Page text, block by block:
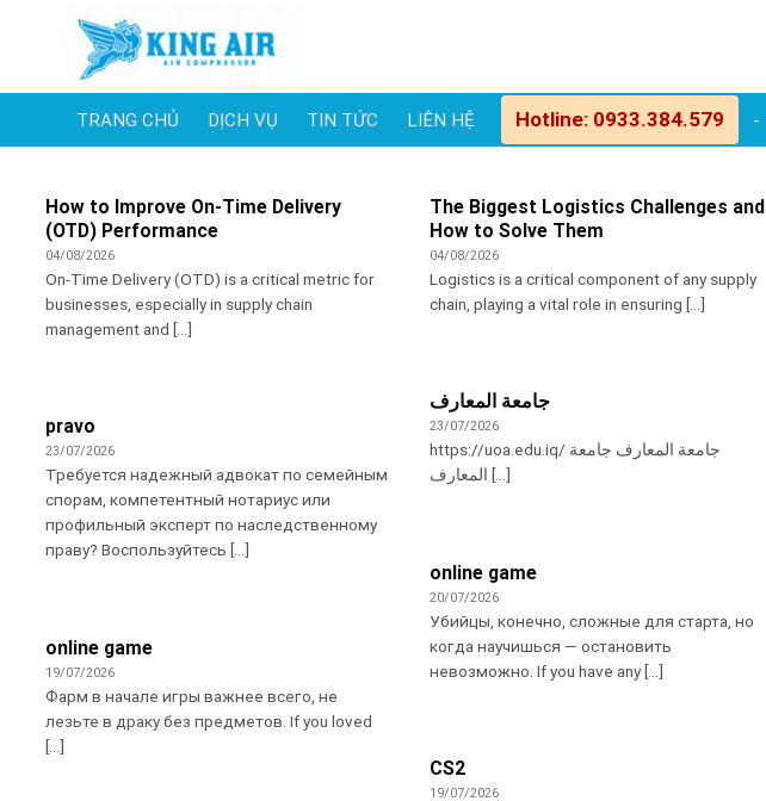
TRANG CHỦ DỊCH VỤ TIN TỨC LIÊN HỆ Hotline: 0933.384.579 -
How to Improve On-Time Delivery
(OTD) Performance
04/08/2026
On-Time Delivery (OTD) is a critical metric for
businesses, especially in supply chain
management and [...]
The Biggest Logistics Challenges and
How to Solve Them
04/08/2026
Logistics is a critical component of any supply
chain, playing a vital role in ensuring [...]
جامعة المعارف
23/07/2026
https://uoa.edu.iq/ جامعة المعارف جامعة
المعارف [...]
pravo
23/07/2026
Требуется надежный адвокат по семейным
спорам, компетентный нотариус или
профильный эксперт по наследственному
праву? Воспользуйтесь [...]
online game
20/07/2026
Убийцы, конечно, сложные для старта, но
когда научишься — остановить
невозможно. If you have any [...]
online game
19/07/2026
Фарм в начале игры важнее всего, не
лезьте в драку без предметов. If you loved
[...]
CS2
19/07/2026